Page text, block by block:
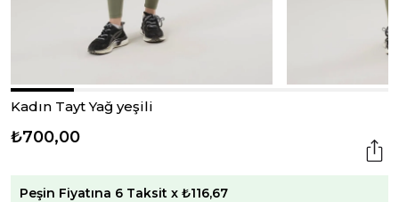
Kadın Tayt Yağ yeşili
₺700,00
Peşin Fiyatına 6 Taksit x ₺116,67